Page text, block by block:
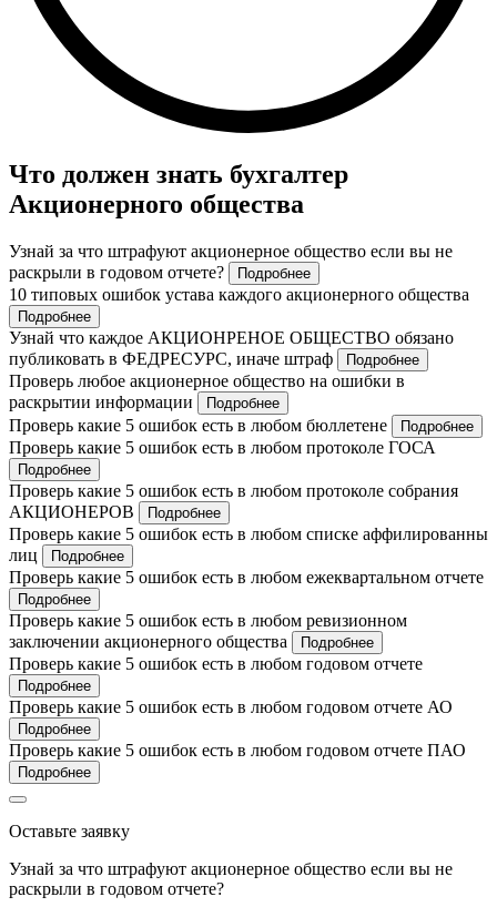
Что должен знать бухгалтер
Акционерного общества
Узнай за что штрафуют акционерное общество если вы не
раскрыли в годовом отчете?
Подробнее
10 типовых ошибок устава каждого акционерного общества
Подробнее
Узнай что каждое АКЦИОНРЕНОЕ ОБЩЕСТВО обязано
публиковать в ФЕДРЕСУРС, иначе штраф
Подробнее
Проверь любое акционерное общество на ошибки в
раскрытии информации
Подробнее
Проверь какие 5 ошибок есть в любом бюллетене Подробнее
Проверь какие 5 ошибок есть в любом протоколе ГОСА
Подробнее
Проверь какие 5 ошибок есть в любом протоколе собрания
АКЦИОНЕРОВ
Подробнее
Проверь какие 5 ошибок есть в любом списке аффилированны
лиц
Подробнее
Проверь какие 5 ошибок есть в любом ежеквартальном отчете
Подробнее
Проверь какие 5 ошибок есть в любом ревизионном
заключении акционерного общества
Подробнее
Проверь какие 5 ошибок есть в любом годовом отчете
Подробнее
Проверь какие 5 ошибок есть в любом годовом отчете АО
Подробнее
Проверь какие 5 ошибок есть в любом годовом отчете ПАО
Подробнее
Оставьте заявку
Узнай за что штрафуют акционерное общество если вы не
раскрыли в годовом отчете?